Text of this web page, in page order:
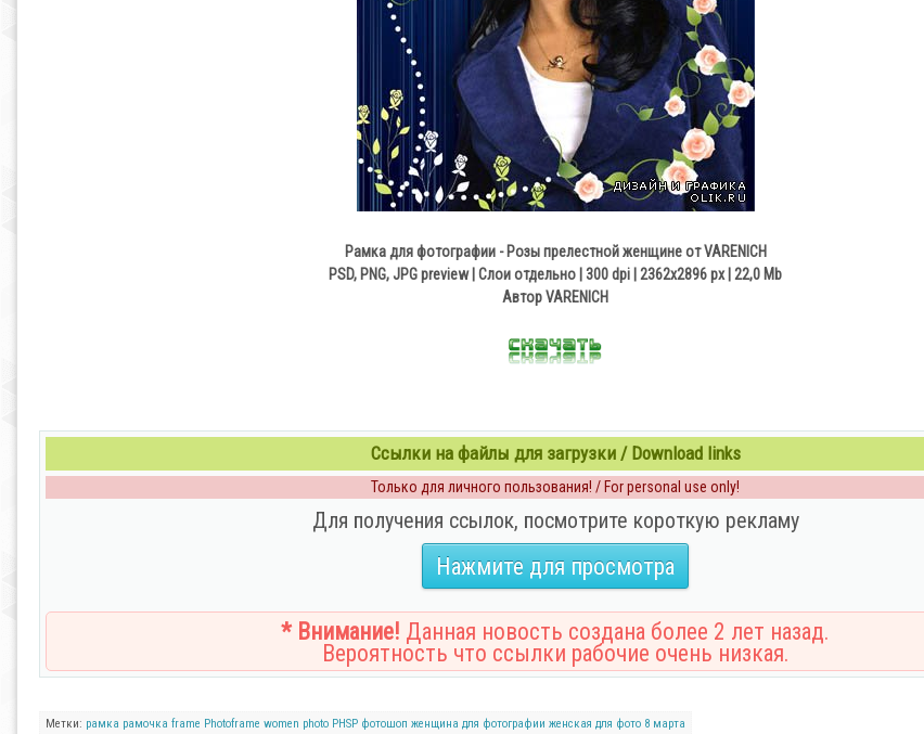
Рамка для фотографии - Розы прелестной женщине от VARENICH
PSD, PNG, JPG preview | Слои отдельно | 300 dpi | 2362x2896 px | 22,0 Mb
Автор VARENICH
Ссылки на файлы для загрузки / Download links
Только для личного пользования! / For personal use only!
Для получения ссылок, посмотрите короткую рекламу
Нажмите для просмотра
* Внимание! Данная новость создана более 2 лет назад.
Вероятность что ссылки рабочие очень низкая.
Метки: рамка рамочка frame Photoframe women photo PHSP фотошоп женщина для фотографии женская для фото 8 марта